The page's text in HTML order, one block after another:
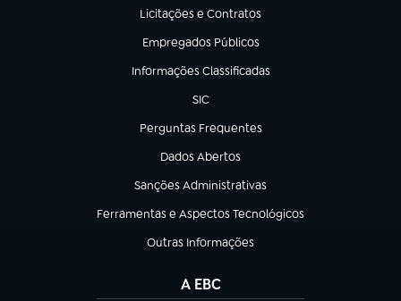
Licitações e Contratos
(abre em nova aba)
Empregados Públicos
(abre em nova aba)
Informações Classificadas
(abre em nova aba)
SIC
(abre em nova aba)
Perguntas Frequentes
(abre em nova aba)
Dados Abertos
(abre em nova aba)
Sanções Administrativas
(abre em nova aba)
Ferramentas e Aspectos Tecnológicos
(abre em nova aba)
Outras Informações
(abre em nova aba)
A EBC